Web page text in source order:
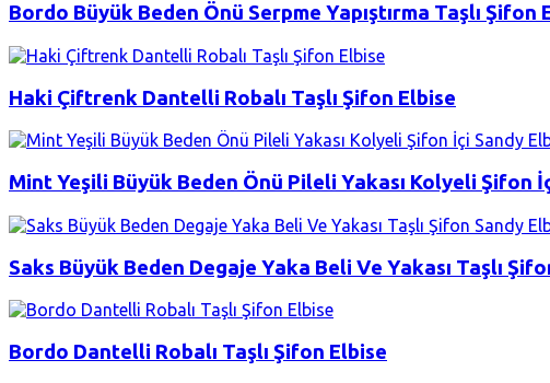
Bordo Büyük Beden Önü Serpme Yapıştırma Taşlı Şifon
Haki Çiftrenk Dantelli Robalı Taşlı Şifon Elbise
Mint Yeşili Büyük Beden Önü Pileli Yakası Kolyeli Şifon
Saks Büyük Beden Degaje Yaka Beli Ve Yakası Taşlı
Bordo Dantelli Robalı Taşlı Şifon Elbise